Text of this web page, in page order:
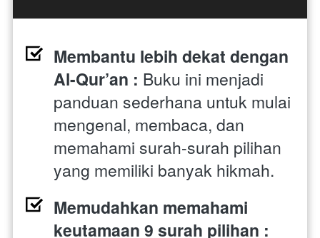
Membantu lebih dekat dengan
Al-Qur’an : Buku ini menjadi
panduan sederhana untuk mulai
mengenal, membaca, dan
memahami surah-surah pilihan
yang memiliki banyak hikmah.
Memudahkan memahami